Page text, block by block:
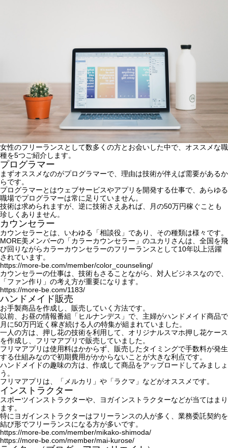
女性のフリーランスとして数多くの方とお会いした中で、オススメな職
種を5つご紹介します。
プログラマー
まずオススメなのがプログラマーで、理由は技術が伴えば需要があるか
らです。
プログラマーとはウェブサービスやアプリを開発する仕事で、あらゆる
職場でプログラマーは常に足りていません。
技術は求められますが、逆に技術さえあれば、月の50万円稼ぐことも
珍しくありません。
カウンセラー
カウンセラーとは、いわゆる「相談役」であり、その種類は様々です。
MORE美メンバーの「カラーカウンセラー」のユカリさんは、全国を飛
び回りながらカラーカウンセラーのフリーランスとして10年以上活躍
されています。
https://more-be.com/member/color_counseling/
カウンセラーの仕事は、技術もさることながら、対人ビジネスなので、
「ファン作り」の考え方が重要になります。
https://more-be.com/1183/
ハンドメイド販売
お手製商品を作成し、販売していく方法です。
以前、お昼の情報番組「ヒルナンデス」で、主婦がハンドメイド商品で
月に50万円近く稼ぎ続ける人の特集が組まれていました。
一人の方は、押し花の技術を利用して、オリジナルスマホ押し花ケース
を作成し、フリマアプリで販売していました。
フリマアプリは使用料はかからず、販売したタイミングで手数料が発生
する仕組みなので初期費用がかからないことが大きな利点です。
ハンドメイドの趣味の方は、作成して商品をアップロードしてみましょ
う。
フリマアプリは、「 メルカリ 」や「ラクマ 」などがオススメです。
インストラクター
スポーツインストラクターや、ヨガインストラクターなどが当てはまり
ます。
特にヨガインストラクターはフリーランスの人が多く、業務委託契約を
結び形でフリーランスになる方が多いです。
https://more-be.com/member/mikako-shimoda/
https://more-be.com/member/mai-kurose/